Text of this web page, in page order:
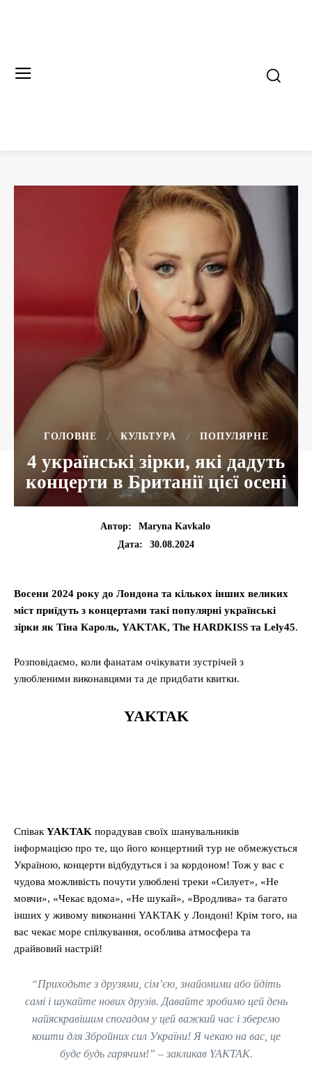
ГОЛОВНЕ КУЛЬТУРА ПОПУЛЯРНЕ
4 українські зірки, які дадуть
концерти в Британії цієї осені
Автор:
Maryna Kavkalo
Дата:
30.08.2024
Восени 2024 року до Лондона та кількох інших великих
міст приїдуть з концертами такі популярні українські
зірки як Тіна Кароль, YAKTAK, The HARDKISS та Lely45.
Розповідаємо, коли фанатам очікувати зустрічей з
улюбленими виконавцями та де придбати квитки.
YAKTAK
СпівакYAKTAK порадував своїх шанувальників
інформацією про те, що його концертний тур не обмежується
Україною, концерти відбудуться і за кордоном! Тож у вас є
чудова можливість почути улюблені треки «Силует», «Не
мовчи», «Чекає вдома», «Не шукай», «Вродлива» та багато
інших у живому виконанні YAKTAK у Лондоні! Крім того, на
вас чекає море спілкування, особлива атмосфера та
драйвовий настрій!
“Приходьте з друзями, сім’єю, знайомими або йдіть
самі і шукайте нових друзів. Давайте зробимо цей день
найяскравішим спогадом у цей важкий час і зберемо
кошти для Збройних сил України! Я чекаю на вас, це
буде будь гарячим!” – закликав YAKTAK.